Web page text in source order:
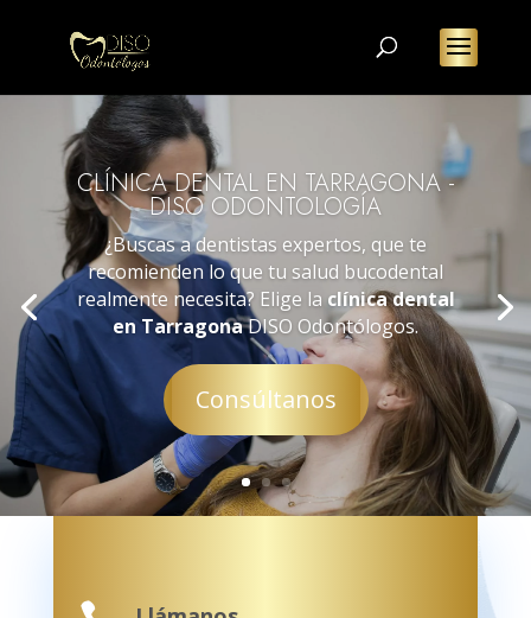
CLÍNICA DENTAL EN TARRAGONA -
DISO ODONTOLOGÍA
¿Buscas a dentistas expertos, que te
recomienden lo que tu salud bucodental
realmente necesita? Elige la clínica dental
en TarragonaDISO Odontólogos.
Consúltanos